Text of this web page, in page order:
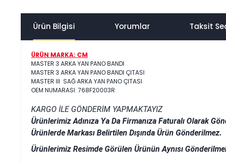
Ürün Bilgisi Yorumlar Taksit
ÜRÜN MARKA: CM
MASTER 3 ARKA YAN PANO BANDI
MASTER 3 ARKA YAN PANO BANDI ÇITASI
MASTER III SAĞ ARKA YAN PANO ÇITASI
OEM NUMARASI: 768F20003R
KARGO İLE GÖNDERİM YAPMAKTAYIZ
Ürünlerimiz Adınıza Ya Da Firmanıza Faturalı Olarak
Ürünlerde Markası Belirtilen Dışında Ürün Gönderilmez.
Ürünlerimiz Resimde Görülen Ürünün Aynısı